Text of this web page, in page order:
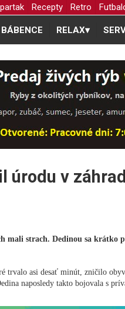
Recepty Retro
BÁBENCE RELAX▾
úrodu v
mali strach. Dedinou sa krátko
trvalo asi desať minút, zničilo
naposledy takto bojovala s